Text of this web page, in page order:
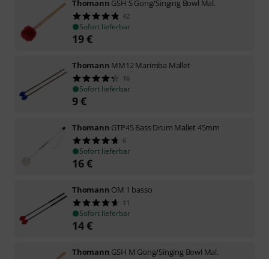
Thomann GSH S Gong/Singing Bowl Mal.
42
Sofort lieferbar
19€
Thomann MM12 Marimba Mallet
16
Sofort lieferbar
9€
Thomann GTP45 Bass Drum Mallet 45mm
6
Sofort lieferbar
16€
Thomann OM 1 basso
11
Sofort lieferbar
14€
Thomann GSH M Gong/Singing Bowl Mal.